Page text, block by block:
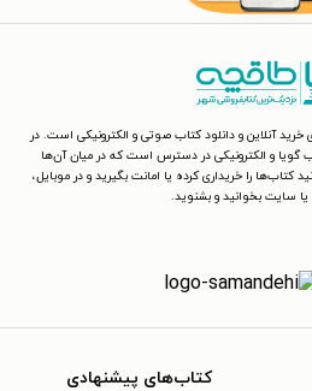
خرید آنلاین و دانلود کتاب صوتی و الکترونیکی است. در
گویا و الکترونیکی در دسترس است که در میان آن‌ها
کتاب‌ها را خریداری کرده یا امانت بگیرید و در موبایل،
یا سایت بخوانید و بشنوید.
کتاب‌های پیشنهادی